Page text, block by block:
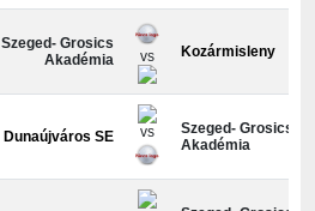
Szeged- Grosics
Akadémia
vs Kozármisleny
Dunaújváros SE vs
Szeged- Grosics
Akadémia